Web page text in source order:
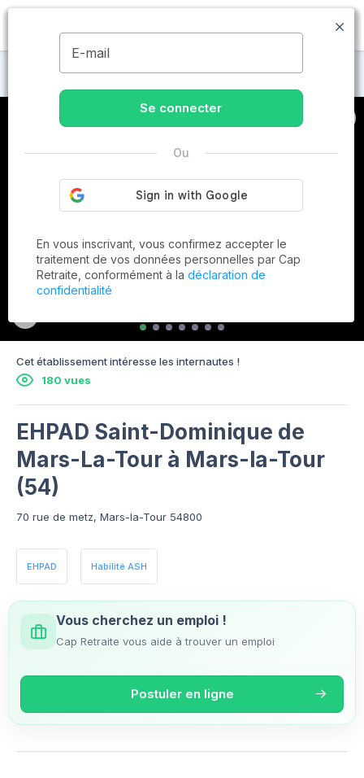
MENU
Maisons de retraite à Mars-la-Tour
Cet établissement intéresse les internautes !
180 vues
EHPAD Saint-Dominique de
Mars-La-Tour à Mars-la-Tour
(54)
70 rue de metz, Mars-la-Tour 54800
EHPAD Habilité ASH
Vous cherchez un emploi !
Cap Retraite vous aide à trouver un emploi
Postuler en ligne
E-mail
Se connecter
Ou
En vous inscrivant, vous confirmez accepter le
traitement de vos données personnelles par Cap
Retraite, conformément à la déclaration de
confidentialité